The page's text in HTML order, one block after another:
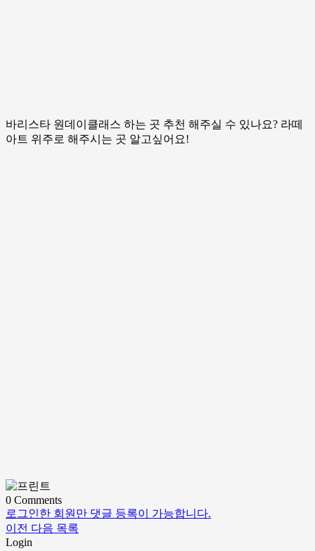
바리스타 원데이클래스 하는 곳 추천 해주실 수 있나요? 라떼
아트 위주로 해주시는 곳 알고싶어요!
0 Comments
로그인한 회원만 댓글 등록이 가능합니다.
이전 다음 목록
Login